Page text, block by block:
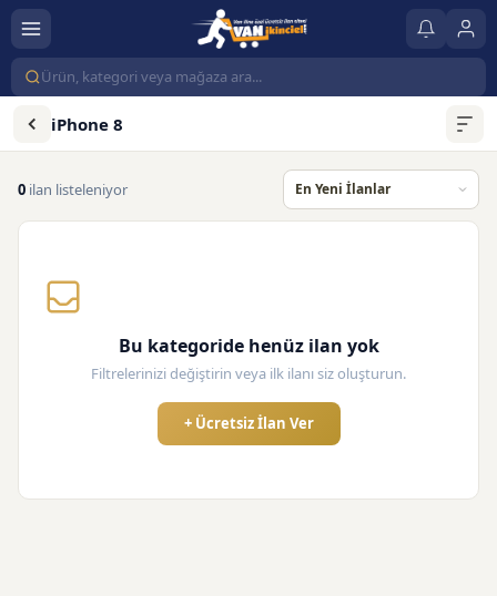
iPhone 8
0 ilan listeleniyor
Bu kategoride henüz ilan yok
Filtrelerinizi değiştirin veya ilk ilanı siz oluşturun.
+ Ücretsiz İlan Ver